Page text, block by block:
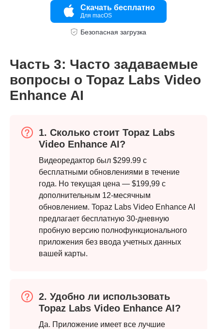
Скачать бесплатно
Для macOS
Безопасная загрузка
Часть 3: Часто задаваемые
вопросы о Topaz Labs Video
Enhance AI
1. Сколько стоит Topaz Labs
Video Enhance AI?
Видеоредактор был $299.99 с
бесплатными обновлениями в течение
года. Но текущая цена — $199,99 с
дополнительным 12-месячным
обновлением. Topaz Labs Video Enhance AI
предлагает бесплатную 30-дневную
пробную версию полнофункционального
приложения без ввода учетных данных
вашей карты.
2. Удобно ли использовать
Topaz Labs Video Enhance AI?
Да. Приложение имеет все лучшие